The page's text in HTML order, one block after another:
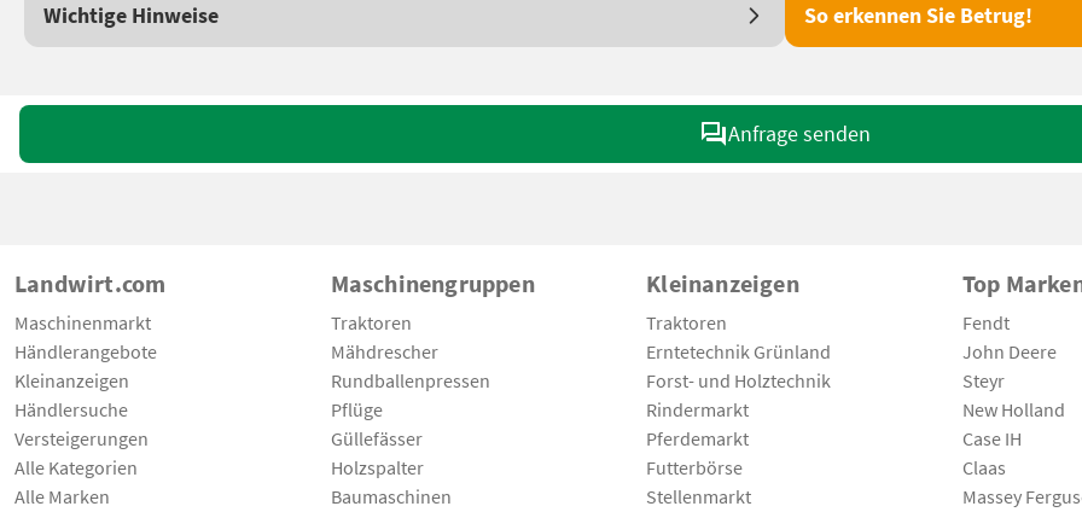
Wichtige Hinweise So erkennen Sie Betrug!
Anfrage senden
Landwirt.com
Maschinenmarkt
Händlerangebote
Kleinanzeigen
Händlersuche
Versteigerungen
Alle Kategorien
Alle Marken
Maschinengruppen
Traktoren
Mähdrescher
Rundballenpressen
Pflüge
Güllefässer
Holzspalter
Baumaschinen
Kleinanzeigen
Traktoren
Erntetechnik Grünland
Forst- und Holztechnik
Rindermarkt
Pferdemarkt
Futterbörse
Stellenmarkt
Top
Fendt
John Deere
Steyr
New Holland
Case IH
Claas
Massey